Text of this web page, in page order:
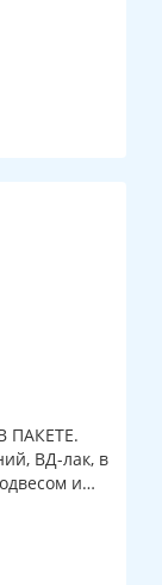
ПАКЕТЕ.
ВД-лак, в
и